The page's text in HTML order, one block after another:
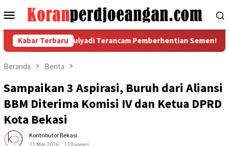
ke
Menu
Mobile
Kabar Terbaru
Dedi Mulyadi Terancam Pemberhentian Sementara Dari
Beranda Berita
Sampaikan 3 Aspirasi, Buruh dari Aliansi
BBM Diterima Komisi IV dan Ketua DPRD
Kota Bekasi
Kontributor Bekasi
21 Mei 2026
110 views